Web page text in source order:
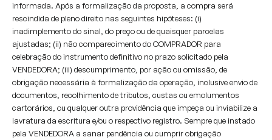
informada. Após a formalização da proposta, a compra será
rescindida de pleno direito nas seguintes hipóteses: (i)
inadimplemento do sinal, do preço ou de quaisquer parcelas
ajustadas; (ii) não comparecimento do COMPRADOR para
celebração do instrumento definitivo no prazo solicitado pela
VENDEDORA; (iii) descumprimento, por ação ou omissão, de
obrigação necessária à formalização da operação, inclusive envio de
documentos, recolhimento de tributos, custas ou emolumentos
cartorários, ou qualquer outra providência que impeça ou inviabilize a
lavratura da escritura e/ou o respectivo registro. Sempre que instado
pela VENDEDORA a sanar pendência ou cumprir obrigação